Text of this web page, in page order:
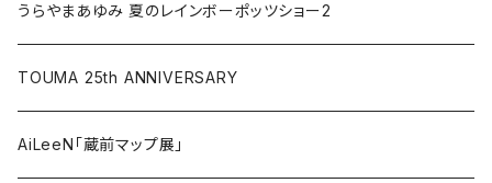
うらやまあゆみ 夏のレインボーポッツショー2
TOUMA 25th ANNIVERSARY
AiLeeN「蔵前マップ展」